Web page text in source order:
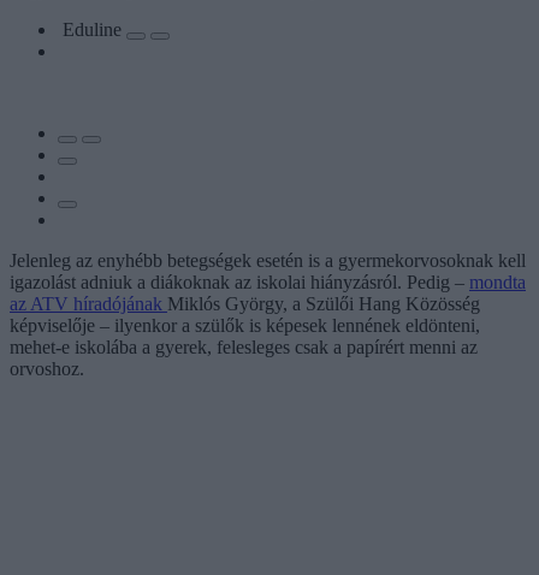
Eduline
Jelenleg az enyhébb betegségek esetén is a gyermekorvosoknak kell
igazolást adniuk a diákoknak az iskolai hiányzásról. Pedig – mondta
az ATV híradójának Miklós György, a Szülői Hang Közösség
képviselője – ilyenkor a szülők is képesek lennének eldönteni,
mehet-e iskolába a gyerek, felesleges csak a papírért menni az
orvoshoz.